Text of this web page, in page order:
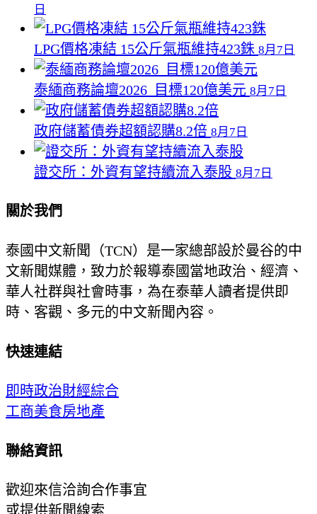
日
LPG價格凍結 15公斤氣瓶維持423銖 8月7日
泰緬商務論壇2026 目標120億美元 8月7日
政府儲蓄債券超額認購8.2倍 8月7日
證交所：外資有望持續流入泰股 8月7日
關於我們
泰國中文新聞（TCN）是一家總部設於曼谷的中
文新聞媒體，致力於報導泰國當地政治、經濟、
華人社群與社會時事，為在泰華人讀者提供即
時、客觀、多元的中文新聞內容。
快速連結
即時政治財經綜合
工商美食房地產
聯絡資訊
歡迎來信洽詢合作事宜
或提供新聞線索